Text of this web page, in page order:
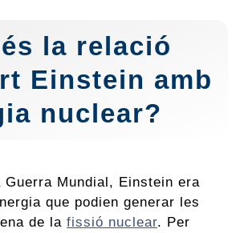
la relació
Einstein amb
nuclear?
Guerra Mundial, Einstein era
que podien generar les
de la fissió nuclear. Per